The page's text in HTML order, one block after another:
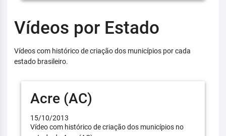
Vídeos por Estado
Vídeos com histórico de criação dos municípios por cada
estado brasileiro.
Acre (AC)
15/10/2013
Vídeo com histórico de criação dos municípios no